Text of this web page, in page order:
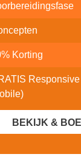
Korting
BEKIJK &